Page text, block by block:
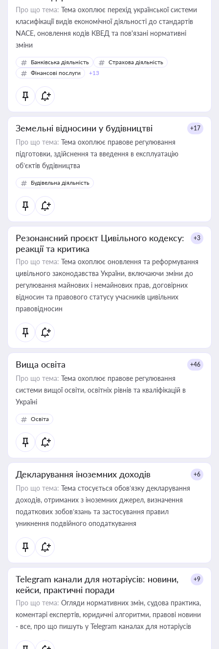
Про що тема: Тема охоплює перехід української системи
класифікації видів економічної діяльності до стандартів
NACE, оновлення кодів КВЕД та пов'язані нормативні
зміни
Банківська діяльність
Страхова діяльність
Фінансові послуги
+13
Земельні відносини у будівництві +17
Про що тема: Тема охоплює правове регулювання
підготовки, здійснення та введення в експлуатацію
об’єктів будівництва
Будівельна діяльність
Резонансний проєкт Цивільного кодексу:
реакції та критика
+3
Про що тема: Тема охоплює оновлення та реформування
цивільного законодавства України, включаючи зміни до
регулювання майнових і немайнових прав, договірних
відносин та правового статусу учасників цивільних
правовідносин
Вища освіта +46
Про що тема: Тема охоплює правове регулювання
системи вищої освіти, освітніх рівнів та кваліфікацій в
Україні
Освіта
Декларування іноземних доходів +6
Про що тема: Тема стосується обов’язку декларування
доходів, отриманих з іноземних джерел, визначення
податкових зобов’язань та застосування правил
уникнення подвійного оподаткування
Telegram канали для нотаріусів: новини,
кейси, практичні поради
+9
Про що тема: Огляди нормативних змін, судова практика,
коментарі експертів, юридичні алгоритми, правові новини
- все, про що пишуть у Telegram каналах для нотаріусів